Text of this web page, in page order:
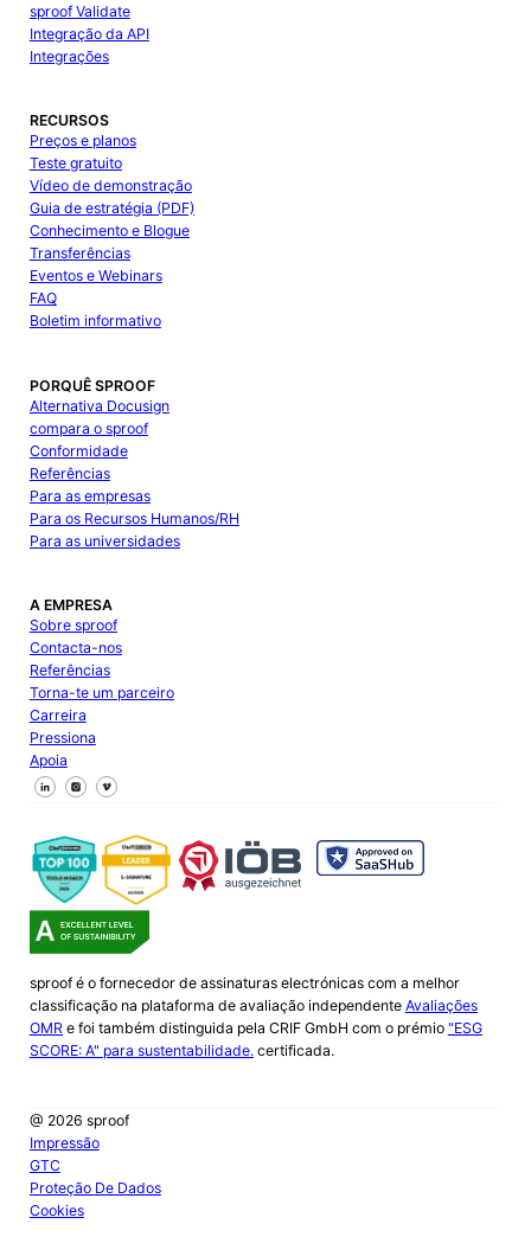
sproof Validate
Integração da API
Integrações
RECURSOS
Preços e planos
Teste gratuito
Vídeo de demonstração
Guia de estratégia (PDF)
Conhecimento e Blogue
Transferências
Eventos e Webinars
FAQ
Boletim informativo
PORQUÊ SPROOF
Alternativa Docusign
compara o sproof
Conformidade
Referências
Para as empresas
Para os Recursos Humanos/RH
Para as universidades
A EMPRESA
Sobre sproof
Contacta-nos
Referências
Torna-te um parceiro
Carreira
Pressiona
Apoia
Segue-nos no Facebook
Segue-nos no X
Segue-nos no LinkedIn
sproof é o fornecedor de assinaturas electrónicas com a melhor
classificação na plataforma de avaliação independente Avaliações
OMRe foi também distinguida pela CRIF GmbH com o prémio "ESG
SCORE: A" para sustentabilidade.certificada.
@ 2026 sproof
Impressão
GTC
Proteção De Dados
Cookies